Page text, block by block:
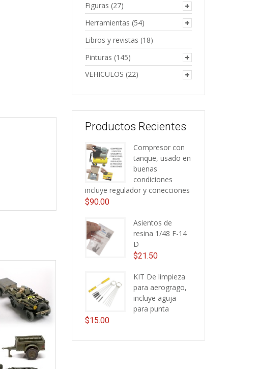
Figuras (27)
Herramientas (54)
Libros y revistas (18)
Pinturas (145)
VEHICULOS (22)
Productos Recientes
Compresor con
tanque, usado en
buenas
condiciones
incluye regulador y conecciones
$90.00
Asientos de
resina 1/48 F-14
D
$21.50
KIT De limpieza
para aerogrago,
incluye aguja
para punta
$15.00